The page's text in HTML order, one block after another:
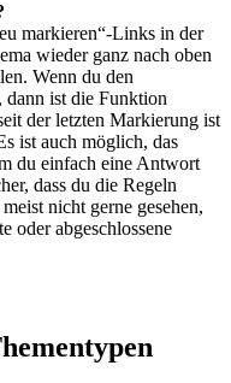
markieren“-Links in der
wieder ganz nach oben
Wenn du den
dann ist die Funktion
der letzten Markierung ist
ist auch möglich, das
du einfach eine Antwort
dass du die Regeln
nicht gerne gesehen,
oder abgeschlossene